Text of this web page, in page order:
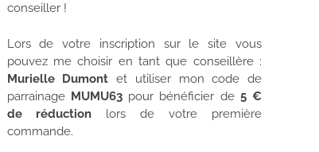
conseiller !
Lors de votre inscription sur le site vous
pouvez me choisir en tant que conseillère :
Murielle Dumont et utiliser mon code de
parrainage MUMU63pour bénéficier de 5 €
de réduction lors de votre première
commande.